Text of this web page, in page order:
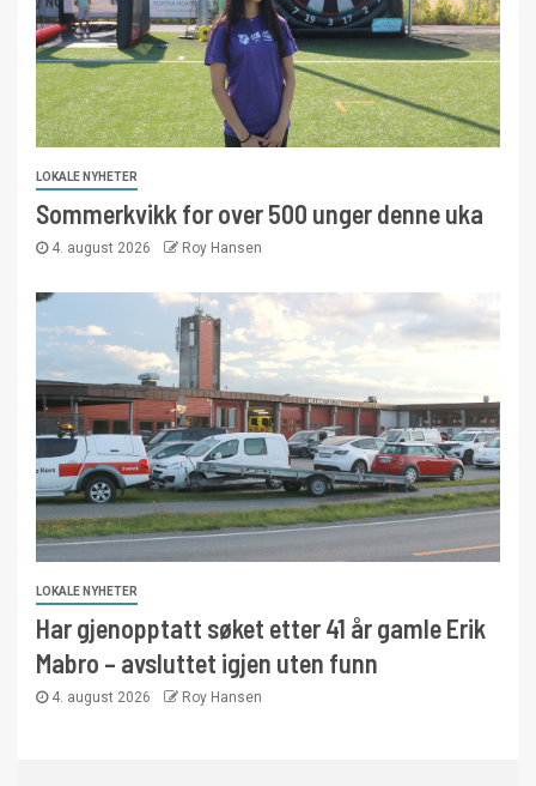
LOKALE NYHETER
Sommerkvikk for over 500 unger denne uka
4. august 2026 Roy Hansen
LOKALE NYHETER
Har gjenopptatt søket etter 41 år gamle Erik
Mabro – avsluttet igjen uten funn
4. august 2026 Roy Hansen